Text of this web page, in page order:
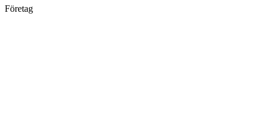
Företag